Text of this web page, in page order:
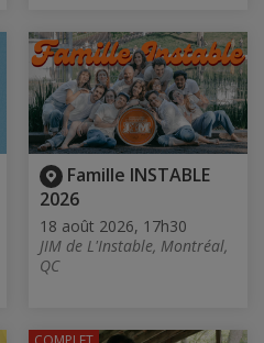
Famille INSTABLE
2026
18 août 2026, 17h30
JIM de L'Instable, Montréal,
QC